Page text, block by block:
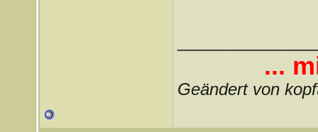
...
Geändert von